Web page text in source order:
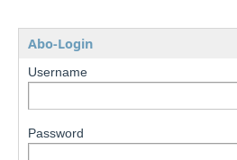
Abo-Login
Username
Password